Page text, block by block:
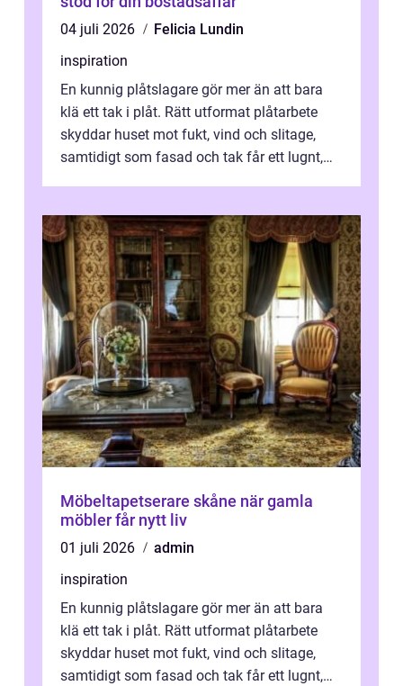
04 juli 2026
Felicia Lundin
inspiration
En kunnig plåtslagare gör mer än att bara
klä ett tak i plåt. Rätt utformat plåtarbete
skyddar huset mot fukt, vind och slitage,
samtidigt som fasad och tak får ett lugnt,
Möbeltapetserare skåne när gamla
möbler får nytt liv
01 juli 2026
admin
inspiration
En kunnig plåtslagare gör mer än att bara
klä ett tak i plåt. Rätt utformat plåtarbete
skyddar huset mot fukt, vind och slitage,
samtidigt som fasad och tak får ett lugnt,